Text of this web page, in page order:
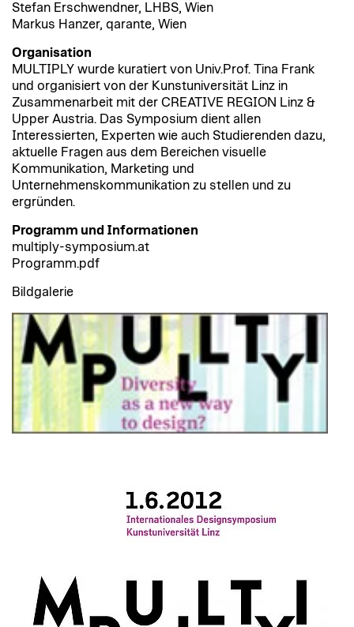
Stefan Erschwendner, LHBS, Wien
Markus Hanzer, qarante, Wien
Organisation
MULTIPLY wurde kuratiert von Univ.Prof. Tina Frank
und organisiert von der Kunstuniversität Linz in
Zusammenarbeit mit der CREATIVE REGION Linz &
Upper Austria. Das Symposium dient allen
Interessierten, Experten wie auch Studierenden dazu,
aktuelle Fragen aus dem Bereichen visuelle
Kommunikation, Marketing und
Unternehmenskommunikation zu stellen und zu
ergründen.
Programm und Informationen
multiply-symposium.at
Programm.pdf
Bildgalerie